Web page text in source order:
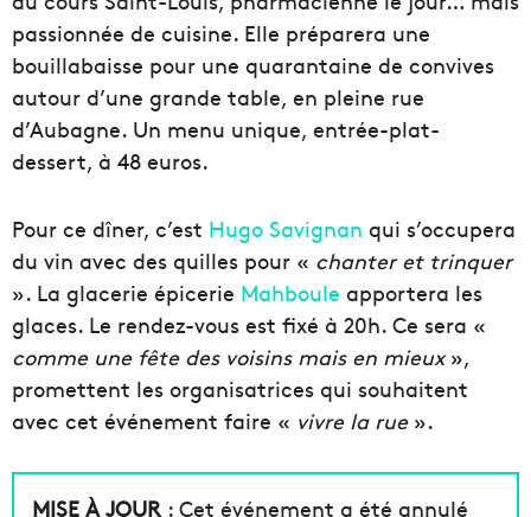
passionnée de cuisine. Elle préparera une
bouillabaisse pour une quarantaine de convives
autour d’une grande table, en pleine rue
d’Aubagne. Un menu unique, entrée-plat-
dessert, à 48 euros.
Pour ce dîner, c’est Hugo Savignan qui s’occupera
du vin avec des quilles pour « chanter et trinquer
». La glacerie épicerie Mahboule apportera les
glaces. Le rendez-vous est fixé à 20h. Ce sera «
comme une fête des voisins mais en mieux»,
promettent les organisatrices qui souhaitent
avec cet événement faire « vivre la rue».
MISE À JOUR: Cet événement a été annulé